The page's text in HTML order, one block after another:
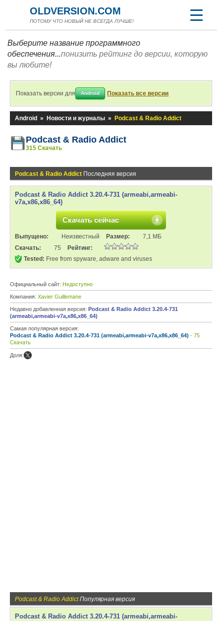
OLDVERSION.COM
ПОТОМУ ЧТО НОВЫЙ НЕ ВСЕГДА ЛУЧШЕ!
Выберите название программного
обеспечения...понизить рейтинг до версии, которую
вы любите!
Показать версии для Android Показать все версии
Android » Новости и журналы » Podcast & Radio Addict
Podcast & Radio Addict
315 Скачать
Podcast & Radio Addict Последняя версия
Podcast & Radio Addict 3.20.4-731 (armeabi,armeabi-
v7a,x86,x86_64)
Скачать сейчас
Выпущено: Неизвестный Размер:
7,1 МБ
Скачать:
75
Рейтинг:
Tested: Free from spyware, adware and viruses
Официальный сайт: Недоступно
Компания: Xavier Guillemane
Недавно добавленная версия: Podcast & Radio Addict 3.20.4-731
(armeabi,armeabi-v7a,x86,x86_64)
Самая популярная версия:
Podcast & Radio Addict 3.20.4-731 (armeabi,armeabi-v7a,x86,x86_64) - 75
Скачать
Доля:
Podcast & Radio AddictПопулярная версия
Podcast & Radio Addict 3.20.4-731 (armeabi,armeabi-